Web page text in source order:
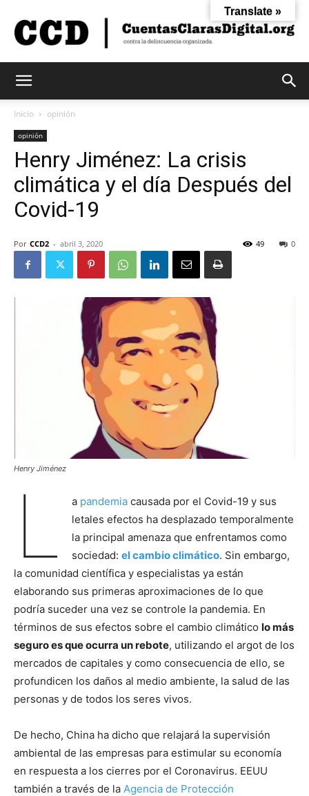
Claras
Inicio opinión
opinión
Henry Jiménez: La crisis
climática y el día Después del
Covid-19
Por CCD2 - abril 3, 2020 0
49
Henry Jiménez
L a pandemiacausada por el Covid-19 y sus
letales efectos ha desplazado temporalmente
la principal amenaza que enfrentamos como
sociedad: el cambio climático. Sin embargo,
la comunidad científica y especialistas ya están
elaborando sus primeras aproximaciones de lo que
podría suceder una vez se controle la pandemia. En
términos de sus efectos sobre el cambio climático lo más
seguro es que ocurra un rebote, utilizando el argot de los
mercados de capitales y como consecuencia de ello, se
profundicen los daños al medio ambiente, la salud de las
personas y de todos los seres vivos.
De hecho, China ha dicho que relajará la supervisión
ambiental de las empresas para estimular su economía
en respuesta a los cierres por el Coronavirus. EEUU
también a través de la Agencia de Protección
Translate »